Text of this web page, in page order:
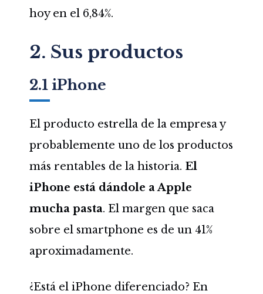
hoy en el 6,84%.
2. Sus productos
2.1 iPhone
El producto estrella de la empresa y
probablemente uno de los productos
más rentables de la historia. El
iPhone está dándole a Apple
mucha pasta. El margen que saca
sobre el smartphone es de un 41%
aproximadamente.
¿Está el iPhone diferenciado? En